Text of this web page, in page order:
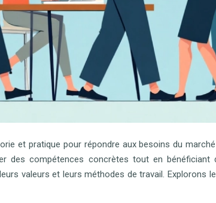
et pratique pour répondre aux besoins du
compétences concrètes tout en bénéficiant
valeurs et leurs méthodes de travail. Explorons